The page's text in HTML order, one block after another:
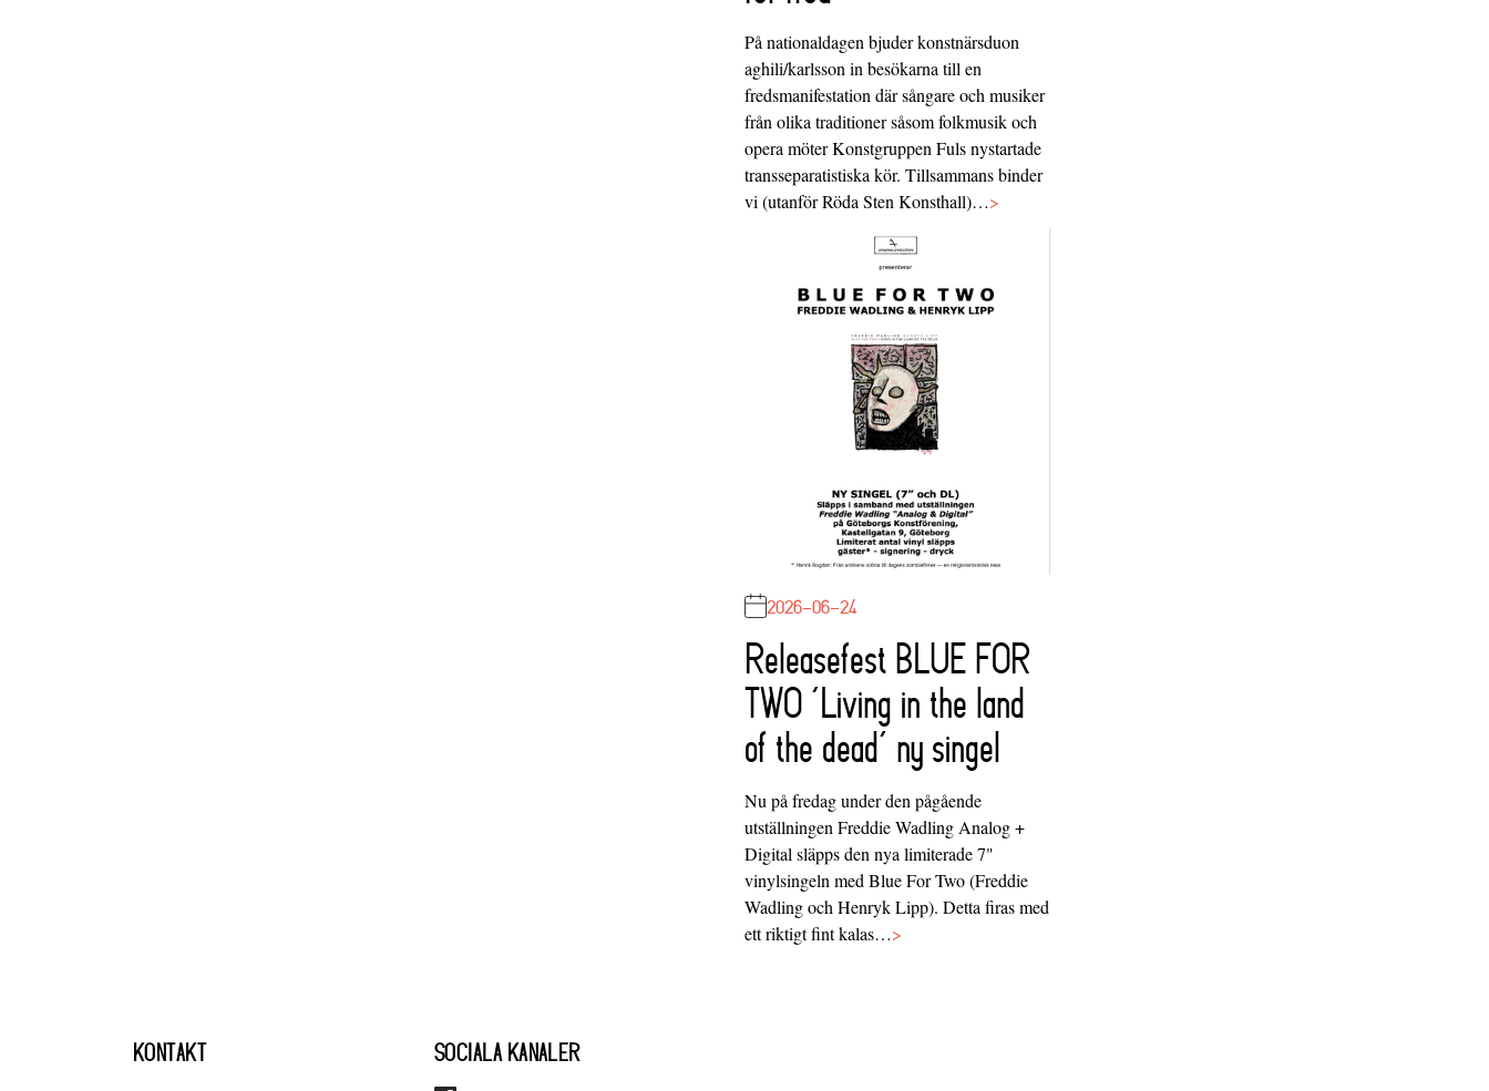
På nationaldagen bjuder konstnärsduon
aghili/karlsson in besökarna till en
fredsmanifestation där sångare och musiker
från olika traditioner såsom folkmusik och
opera möter Konstgruppen Fuls nystartade
transseparatistiska kör. Tillsammans binder
vi (utanför Röda Sten Konsthall)…>
2026-06-24
Releasefest BLUE FOR
TWO ‘Living in the land
of the dead’ ny singel
Nu på fredag under den pågående
utställningen Freddie Wadling Analog +
Digital släpps den nya limiterade 7"
vinylsingeln med Blue For Two (Freddie
Wadling och Henryk Lipp). Detta firas med
ett riktigt fint kalas…>
KONTAKT SOCIALA KANALER